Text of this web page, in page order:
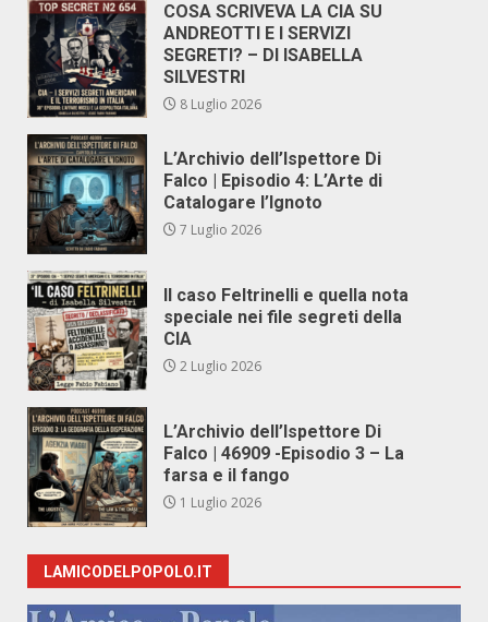
COSA SCRIVEVA LA CIA SU
ANDREOTTI E I SERVIZI
SEGRETI? – DI ISABELLA
SILVESTRI
8 Luglio 2026
L’Archivio dell’Ispettore Di
Falco | Episodio 4: L’Arte di
Catalogare l’Ignoto
7 Luglio 2026
Il caso Feltrinelli e quella nota
speciale nei file segreti della
CIA
2 Luglio 2026
L’Archivio dell’Ispettore Di
Falco | 46909 -Episodio 3 – La
farsa e il fango
1 Luglio 2026
LAMICODELPOPOLO.IT